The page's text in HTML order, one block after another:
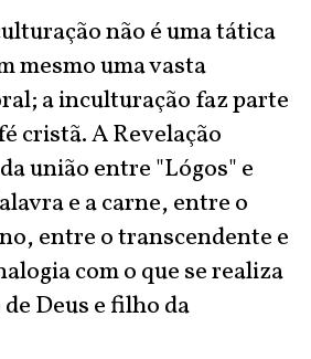
não é uma tática
mesmo uma vasta
a inculturação faz parte
cristã. A Revelação
união entre "Lógos" e
e a carne, entre o
entre o transcendente e
com o que se realiza
Deus e filho da